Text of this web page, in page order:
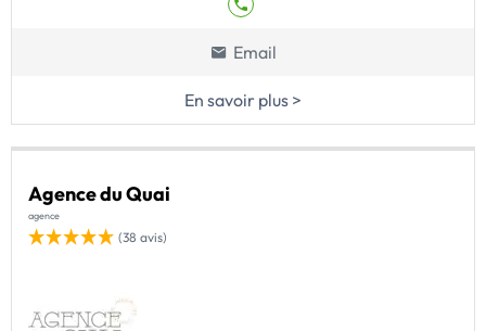
Email
En savoir plus >
Agence du Quai
agence
(38 avis)